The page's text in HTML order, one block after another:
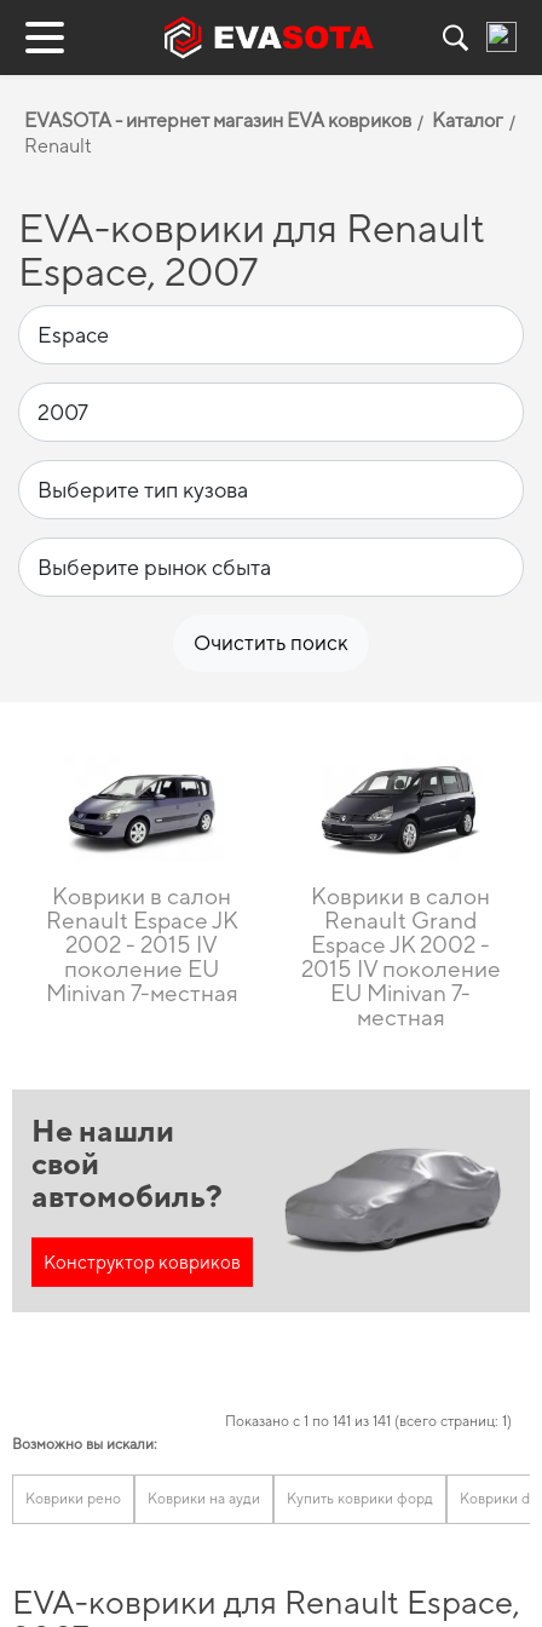
EVASOTA - интернет магазин EVA ковриков
Каталог
Renault
EVA-коврики для Renault
Espace, 2007
Очистить поиск
Коврики в салон
Renault Espace JK
2002 - 2015 IV
поколение EU
Minivan 7-местная
Коврики в салон
Renault Grand
Espace JK 2002 -
2015 IV поколение
EU Minivan 7-
местная
Не нашли
свой
автомобиль?
Конструктор ковриков
Показано с 1 по 141 из 141 (всего страниц: 1)
Возможно вы искали:
Коврики рено Коврики на ауди Купить коврики форд Коврики
EVA-коврики для Renault Espace,